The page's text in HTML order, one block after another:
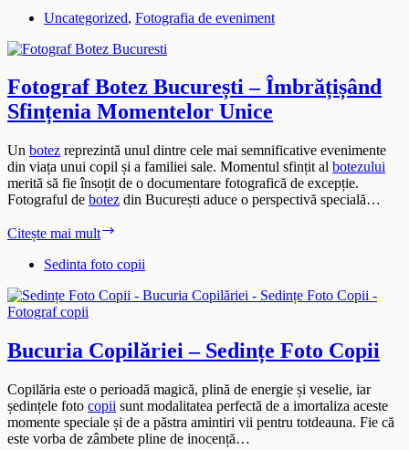
Uncategorized, Fotografia de eveniment
Fotograf Botez București – Îmbrățișând
Sfințenia Momentelor Unice
Un botez reprezintă unul dintre cele mai semnificative evenimente
din viața unui copil și a familiei sale. Momentul sfințit al botezului
merită să fie însoțit de o documentare fotografică de excepție.
Fotograful de botez din București aduce o perspectivă specială…
Citește mai mult
București
Îmbrățișând
Unice
Sedinta foto copii
Bucuria Copilăriei – Sedințe Foto Copii
Copilăria este o perioadă magică, plină de energie și veselie, iar
ședințele foto copii sunt modalitatea perfectă de a imortaliza aceste
momente speciale și de a păstra amintiri vii pentru totdeauna. Fie că
este vorba de zâmbete pline de inocență…